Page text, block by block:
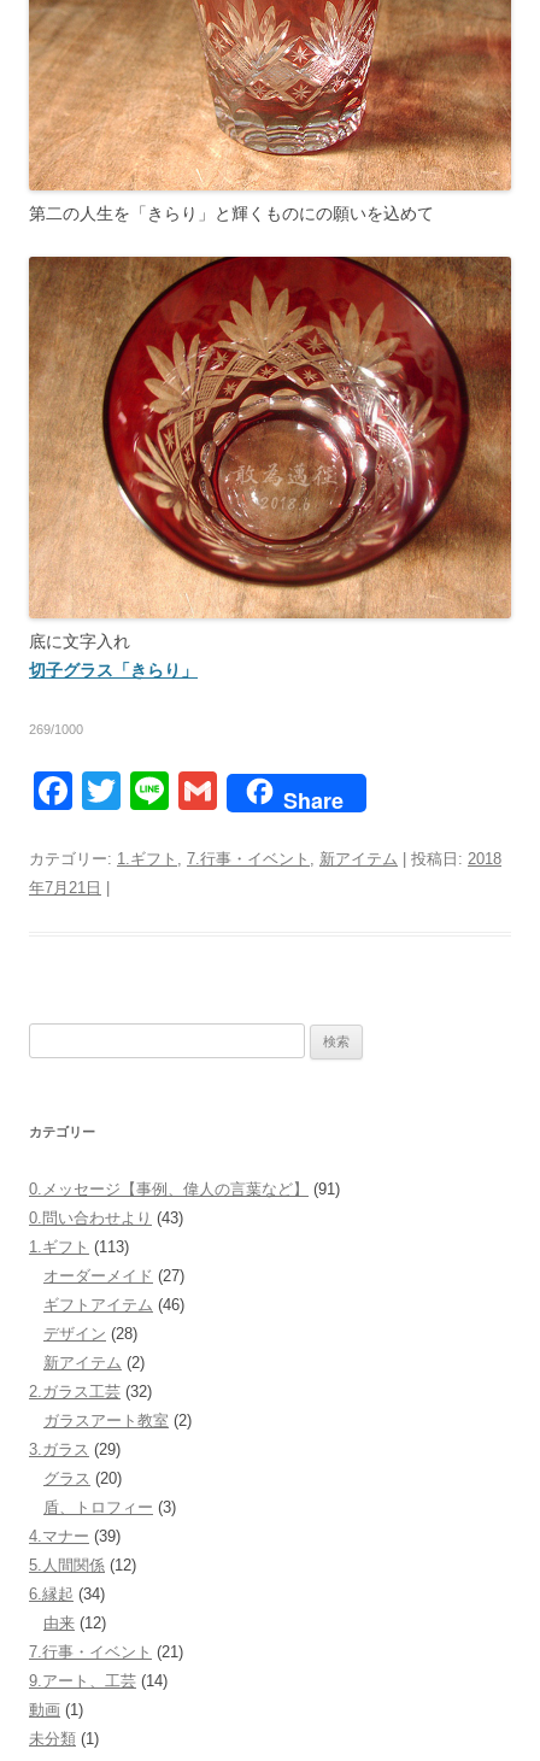
第二の人生を「きらり」と輝くものにの願いを込めて
底に文字入れ
切子グラス「きらり」
269/1000
F
c
e
o
k
T
tt
Li
e
G
ail
Share
カテゴリー: 1.ギフト 7.行事・イベント 新アイテム | 投稿日: 2018
年7月21日 |
索:
カテゴリー
0.メッセージ【事例、偉人の言葉など】
(91)
0.問い合わせより (43)
1.ギフト (113)
オーダーメイド (27)
ギフトアイテム (46)
デザイン (28)
新アイテム (2)
2.ガラス工芸 (32)
ガラスアート教室 (2)
3.ガラス (29)
グラス (20)
盾、トロフィー (3)
4.マナー (39)
5.人間関係 (12)
6.縁起 (34)
由来 (12)
7.行事・イベント (21)
9.アート、工芸 (14)
動画 (1)
未分類 (1)